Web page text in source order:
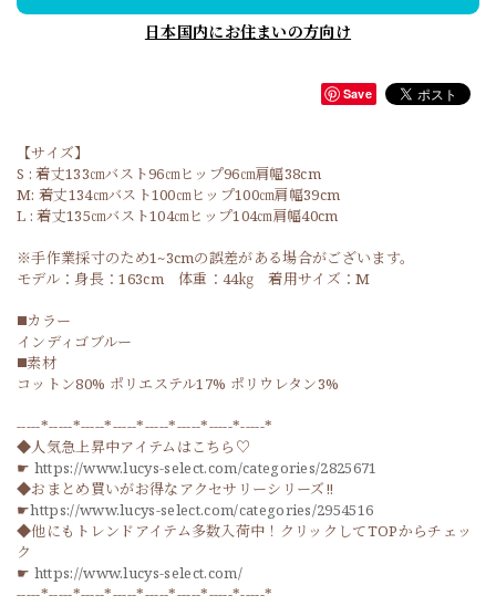
日本国内にお住まいの方向け
Save
【サイズ】
S : 着丈133㎝バスト96㎝ヒップ96㎝肩幅38cm
M: 着丈134㎝バスト100㎝ヒップ100㎝肩幅39cm
L : 着丈135㎝バスト104㎝ヒップ104㎝肩幅40cm
※手作業採寸のため1~3cmの誤差がある場合がございます。
モデル：身長：163cm 体重：44㎏ 着用サイズ：M
◼️カラー
インディゴブルー
◼️素材
コットン80% ポリエステル17% ポリウレタン3%
-----*-----*-----*-----*-----*-----*-----*-----*
◆人気急上昇中アイテムはこちら♡
☛ https://www.lucys-select.com/categories/2825671
◆おまとめ買いがお得なアクセサリーシリーズ‼
☛https://www.lucys-select.com/categories/2954516
◆他にもトレンドアイテム多数入荷中！クリックしてTOPからチェッ
ク
☛ https://www.lucys-select.com/
-----*-----*-----*-----*-----*-----*-----*-----*